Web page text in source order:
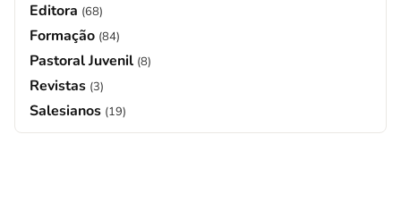
Editora (68)
Formação (84)
Pastoral Juvenil (8)
Revistas (3)
Salesianos (19)